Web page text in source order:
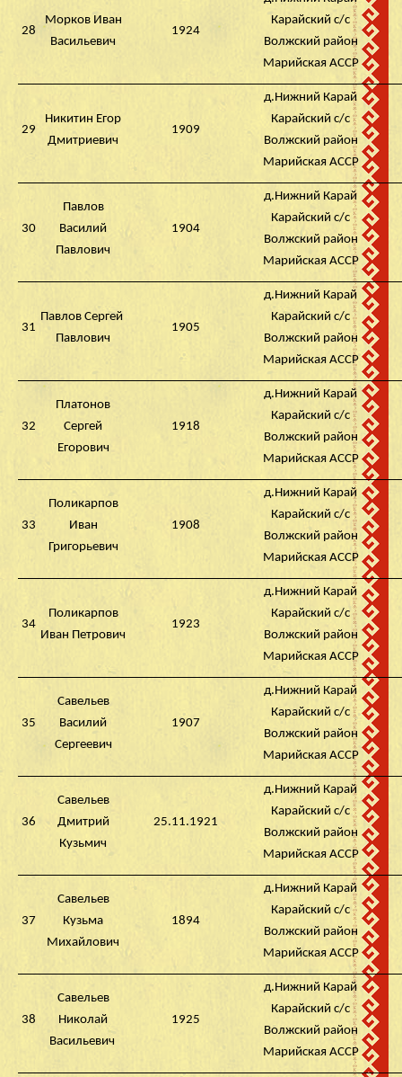
28
Морков Иван
Васильевич
1924
Карайский с/с
Волжский район
Марийская АССР
29
Никитин Егор
Дмитриевич
1909
д.Нижний Карай
Карайский с/с
Волжский район
Марийская АССР
30
Павлов
Василий
Павлович
1904
д.Нижний Карай
Карайский с/с
Волжский район
Марийская АССР
31
Павлов Сергей
Павлович
1905
д.Нижний Карай
Карайский с/с
Волжский район
Марийская АССР
32
Платонов
Сергей
Егорович
1918
д.Нижний Карай
Карайский с/с
Волжский район
Марийская АССР
33
Поликарпов
Иван
Григорьевич
1908
д.Нижний Карай
Карайский с/с
Волжский район
Марийская АССР
34
Поликарпов
Иван Петрович
1923
д.Нижний Карай
Карайский с/с
Волжский район
Марийская АССР
35
Савельев
Василий
Сергеевич
1907
д.Нижний Карай
Карайский с/с
Волжский район
Марийская АССР
36
Савельев
Дмитрий
Кузьмич
25.11.1921
д.Нижний Карай
Карайский с/с
Волжский район
Марийская АССР
37
Савельев
Кузьма
Михайлович
1894
д.Нижний Карай
Карайский с/с
Волжский район
Марийская АССР
38
Савельев
Николай
Васильевич
1925
д.Нижний Карай
Карайский с/с
Волжский район
Марийская АССР